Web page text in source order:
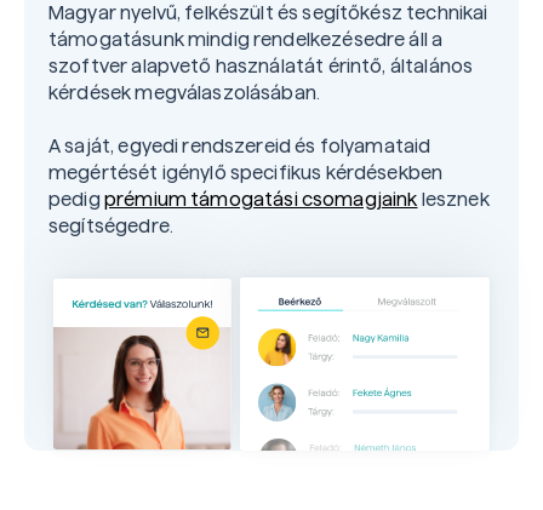
Magyar nyelvű, felkészült és segítőkész technikai
támogatásunk mindig rendelkezésedre áll a
szoftver alapvető használatát érintő, általános
kérdések megválaszolásában.
A saját, egyedi rendszereid és folyamataid
megértését igénylő specifikus kérdésekben
pedig prémium támogatási csomagjaink lesznek
segítségedre.